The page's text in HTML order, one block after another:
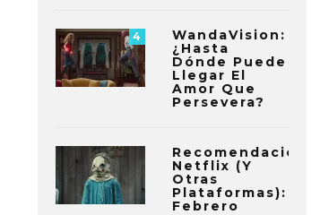
4
WandaVision:
¿Hasta
Dónde Puede
Llegar El
Amor Que
Persevera?
Recomendaciones
Netflix (y
Otras
Plataformas):
Febrero